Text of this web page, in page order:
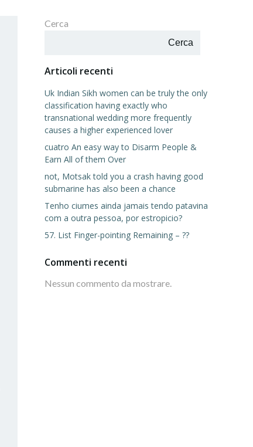
Cerca
Cerca
Articoli recenti
Uk Indian Sikh women can be truly the only
classification having exactly who
transnational wedding more frequently
causes a higher experienced lover
cuatro An easy way to Disarm People &
Earn All of them Over
not, Motsak told you a crash having good
submarine has also been a chance
Tenho ciumes ainda jamais tendo patavina
com a outra pessoa, por estropicio?
57. List Finger-pointing Remaining – ??
Commenti recenti
Nessun commento da mostrare.